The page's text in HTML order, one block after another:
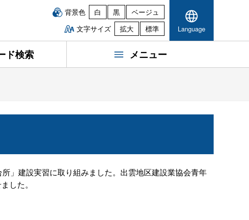
背景色 白 黒
ベージュ
文字サイズ
拡大 標準 Language
ド検索 メニュー
」建設実習に取り組みました。出雲地区建設業協会青年
した。